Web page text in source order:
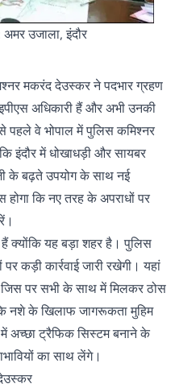
अमर उजाला, इंदौर
मकरंद देउस्कर ने पदभार ग्रहण
अधिकारी हैं और अभी उनकी
पहले वे भोपाल में पुलिस कमिश्नर
इंदौर में धोखाधड़ी और सायबर
के बढ़ते उपयोग के साथ नई
होगा कि नए तरह के अपराधों पर
हैं क्योंकि यह बड़ा शहर है। पुलिस
कड़ी कार्रवाई जारी रखेगी। यहां
पर सभी के साथ में मिलकर ठोस
नशे के खिलाफ जागरूकता मुहिम
अच्छा ट्रैफिक सिस्टम बनाने के
का साथ लेंगे।